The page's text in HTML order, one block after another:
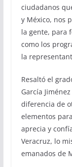
ciudadanos
y México, nos
la gente, para
como los
la
Resaltó el
García
diferencia de
elementos
aprecia y
Veracruz, lo
emanados de